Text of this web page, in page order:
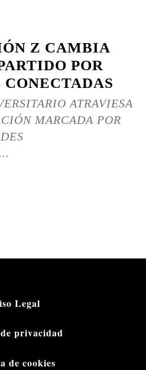
Z CAMBIA
POR
ATRAVIESA
MARCADA POR
Legal
privacidad
de cookies